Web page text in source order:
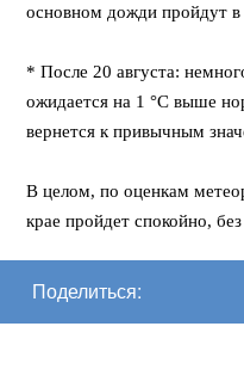
основном дожди пройдут в
* После 20 августа:
ожидается на 1 °C выше
вернется к привычным
В целом, по оценкам
крае пройдет спокойно,
Поделиться: